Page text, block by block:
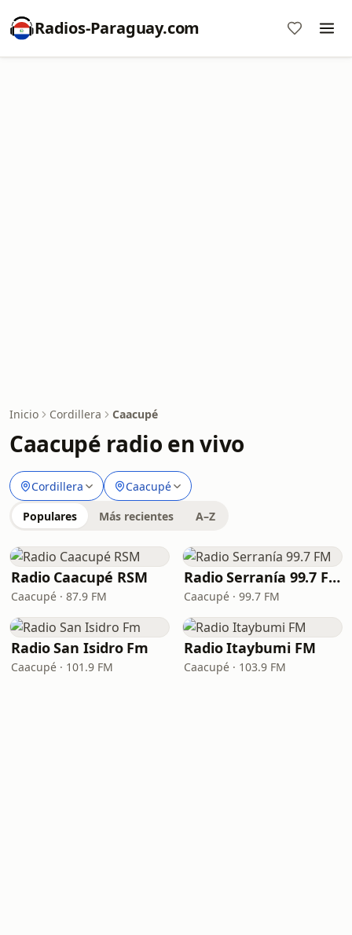
Radios-Paraguay.com
Inicio Cordillera Caacupé
Caacupé radio en vivo
Cordillera Caacupé
Populares Más recientes A–Z
Radio Caacupé RSM
Caacupé · 87.9 FM
Radio Serranía 99.7 FM
Caacupé · 99.7 FM
Radio San Isidro Fm
Caacupé · 101.9 FM
Radio Itaybumi FM
Caacupé · 103.9 FM